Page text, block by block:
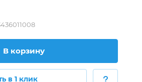
В корзину
в 1 клик